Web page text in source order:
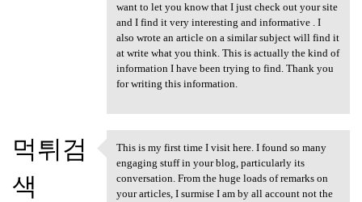
want to let you know that I just check out your site
and I find it very interesting and informative . I
also wrote an article on a similar subject will find it
at write what you think. This is actually the kind of
information I have been trying to find. Thank you
for writing this information.
먹튀검
색
This is my first time I visit
This is my first time I visit here. I found so many
engaging stuff in your blog, particularly its
conversation. From the huge loads of remarks on
your articles, I surmise I am by all account not the